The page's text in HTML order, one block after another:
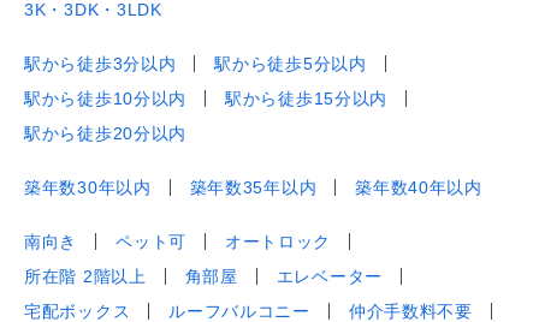
3K・3DK・3LDK
駅から徒歩3分以内
駅から徒歩5分以内
駅から徒歩10分以内
駅から徒歩15分以内
駅から徒歩20分以内
築年数30年以内 築年数35年以内 築年数40年以内
南向き ペット可
オートロック
所在階 2階以上
角部屋
エレベーター
宅配ボックス
ルーフバルコニー
仲介手数料不要